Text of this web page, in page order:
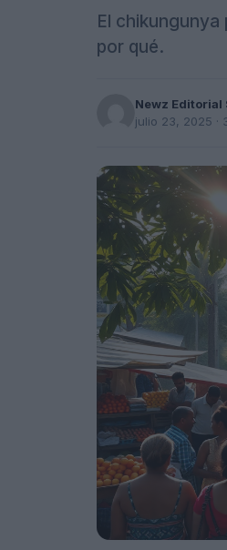
El
por qué.
Newz Editorial
julio 23, 2025 ·